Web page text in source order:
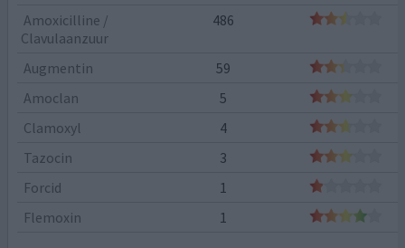
Amoxicilline /
Clavulaanzuur
486
Augmentin
59
Amoclan
5
Clamoxyl
4
Tazocin
3
Forcid
1
Flemoxin
1